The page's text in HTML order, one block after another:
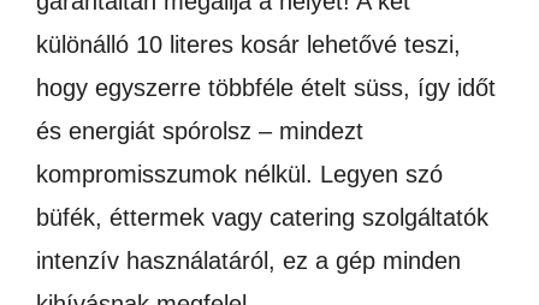
különálló 10 literes kosár lehetővé teszi,
hogy egyszerre többféle ételt süss, így időt
és energiát spórolsz – mindezt
kompromisszumok nélkül. Legyen szó
büfék, éttermek vagy catering szolgáltatók
intenzív használatáról, ez a gép minden